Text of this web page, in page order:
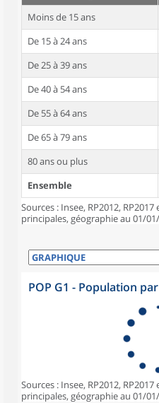
Moins de 15 ans
De 15 à 24 ans
De 25 à 39 ans
De 40 à 54 ans
De 55 à 64 ans
De 65 à 79 ans
80 ans ou plus
Ensemble
Sources : Insee, RP2012,
principales, géographie au 01/
POP G1 - Population
Sources : Insee, RP2012,
principales, géographie au 01/